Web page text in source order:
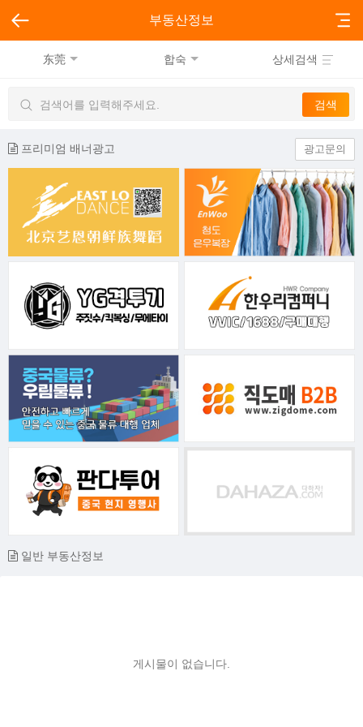
부동산정보
东莞 합숙 상세검색
프리미엄 배너광고 광고문의
일반 부동산정보
게시물이 없습니다.